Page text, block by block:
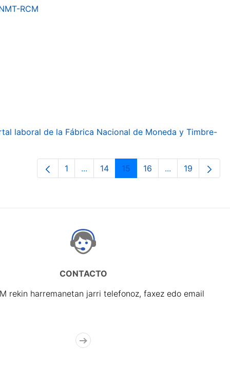
RCM
laboral de la Fábrica Nacional de Moneda y Timbre-
Orrialdea
1 ...Intermediate Pages Use TAB to
Orrialdea
14 Orrialdea
15 Orrialdea
16 ...Intermediate
Orrialdea
19
CONTACTO
rekin harremanetan jarri telefonoz, faxez edo email